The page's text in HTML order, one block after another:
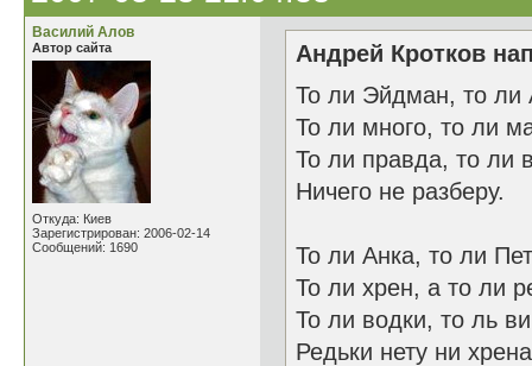
Василий Алов
Автор сайта
Откуда: Киев
Зарегистрирован: 2006-02-14
Сообщений: 1690
Андрей Кротков
То ли Эйдман, то ли
То ли много, то ли
То ли правда, то ли
Ничего не разберу.
То ли Анка, то ли
То ли хрен, а то ли
То ли водки, то ль
Редьки нету ни